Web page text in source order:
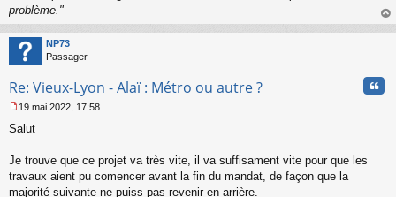
u
problème."
au
NP73
Passager
Re: Vieux-Lyon - Alaï : Métro ou autre ?
e
s
g
19 mai 2022, 17:58
Salut
Je trouve que ce projet va très vite, il va suffisament vite pour que les
travaux aient pu comencer avant la fin du mandat, de façon que la
majorité suivante ne puiss pas revenir en arrière.